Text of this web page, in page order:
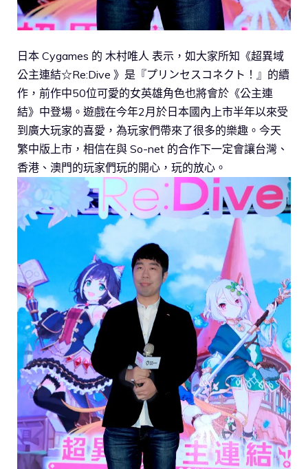
日本 Cygames 的 木村唯人 表示，如大家所知《超異域
公主連結☆Re:Dive 》是『プリンセスコネクト！』的續
作，前作中50位可愛的女英雄角色也將會於《公主連
結》中登場。遊戲在今年2月於日本國內上市半年以來受
到廣大玩家的喜愛，為玩家們帶來了很多的樂趣。今天
繁中版上市，相信在與 So-net 的合作下一定會讓台灣、
香港、澳門的玩家們玩的開心，玩的放心。